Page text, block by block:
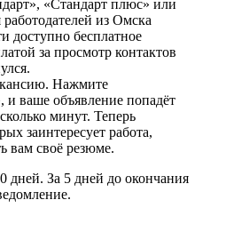
«Стандарт плюс» или
из Омска
доступно бесплатное
за просмотр контактов
Нажмите
и ваше объявление попадёт
минут. Теперь
заинтересует работа,
вам своё резюме.
За 5 дней до окончания